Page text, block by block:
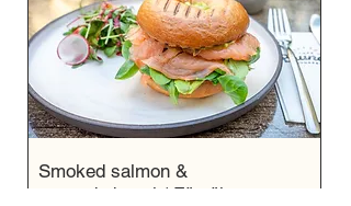
Smoked salmon &
avocado bagel / Füstölt